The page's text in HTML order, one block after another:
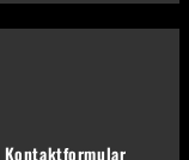
Kontaktformular